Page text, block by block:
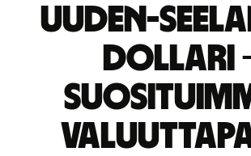
Uuden-
dollari